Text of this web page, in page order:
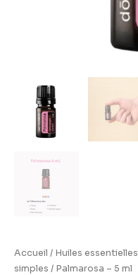
Accueil / Huiles essentielles
simples / Palmarosa – 5 ml